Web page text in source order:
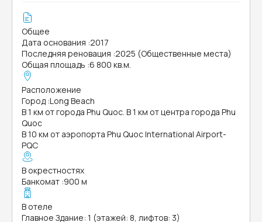
Общее
Дата основания :2017
Последняя реновация :2025 (Общественные места)
Общая площадь :6 800 кв.м.
Расположение
Город :Long Beach
В 1 км от города Phu Quoc. В 1 км от центра города Phu
Quoc
В 10 км от аэропорта Phu Quoc International Airport-
PQC
В окрестностях
Банкомат :900 м
В отеле
Главное Здание: 1 (этажей: 8, лифтов: 3)